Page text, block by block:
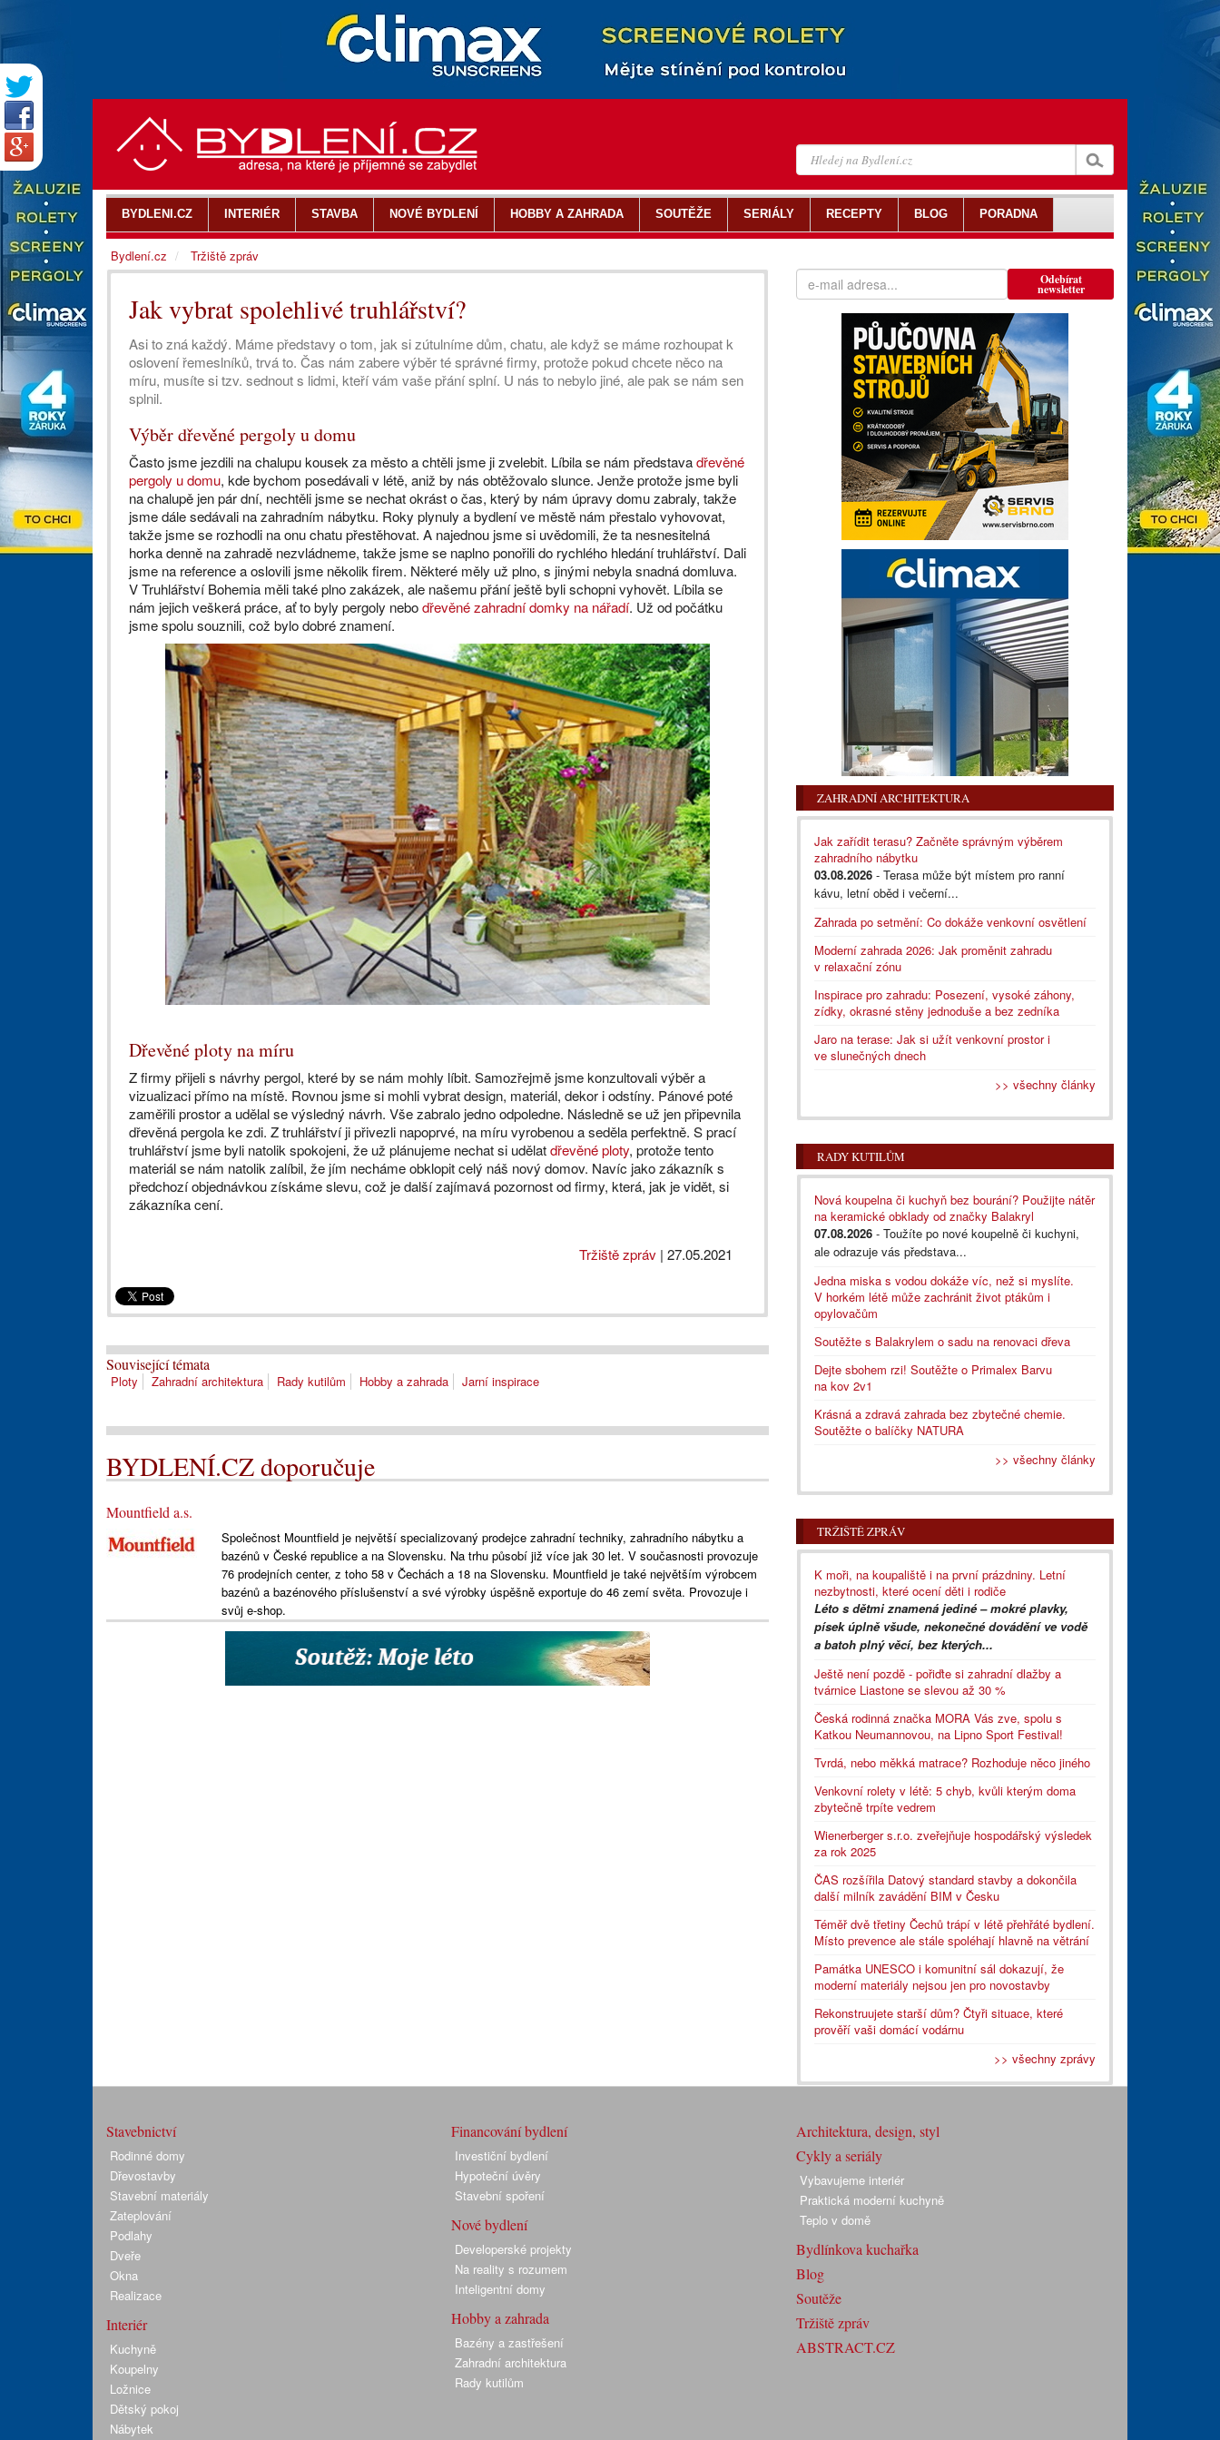
Jak vybrat spolehlivé truhlářství?
Asi to zná každý. Máme představy o tom, jak si zútulníme dům, chatu, ale když se máme rozhoupat k
oslovení řemeslníků, trvá to. Čas nám zabere výběr té správné firmy, protože pokud chcete něco na
míru, musíte si tzv. sednout s lidmi, kteří vám vaše přání splní. U nás to nebylo jiné, ale pak se nám sen
splnil.
Výběr dřevěné pergoly u domu
Často jsme jezdili na chalupu kousek za město a chtěli jsme ji zvelebit. Líbila se nám představadřevěné
pergoly u domu, kde bychom posedávali v létě, aniž by nás obtěžovalo slunce. Jenže protože jsme byli
na chalupě jen pár dní, nechtěli jsme se nechat okrást o čas, který by nám úpravy domu zabraly, takže
jsme dále sedávali na zahradním nábytku. Roky plynuly a bydlení ve městě nám přestalo vyhovovat,
takže jsme se rozhodli na onu chatu přestěhovat. A najednou jsme si uvědomili, že ta nesnesitelná
horka denně na zahradě nezvládneme, takže jsme se naplno ponořili do rychlého hledání truhlářství. Dali
jsme na reference a oslovili jsme několik firem. Některé měly už plno, s jinými nebyla snadná domluva.
V Truhlářství Bohemia měli také plno zakázek, ale našemu přání ještě byli schopni vyhovět. Líbila se
nám jejich veškerá práce, ať to byly pergoly nebodřevěné zahradní domky na nářadí. Už od počátku
jsme spolu souznili, což bylo dobré znamení.
Dřevěné ploty na míru
Z firmy přijeli s návrhy pergol, které by se nám mohly líbit. Samozřejmě jsme konzultovali výběr a
vizualizaci přímo na místě. Rovnou jsme si mohli vybrat design, materiál, dekor i odstíny. Pánové poté
zaměřili prostor a udělal se výsledný návrh. Vše zabralo jedno odpoledne. Následně se už jen připevnila
dřevěná pergola ke zdi. Z truhlářství ji přivezli napoprvé, na míru vyrobenou a seděla perfektně. S prací
truhlářství jsme byli natolik spokojeni, že už plánujeme nechat si udělatdřevěné ploty, protože tento
materiál se nám natolik zalíbil, že jím necháme obklopit celý náš nový domov. Navíc jako zákazník s
předchozí objednávkou získáme slevu, což je další zajímavá pozornost od firmy, která, jak je vidět, si
zákazníka cení.
Tržiště zpráv | 27.05.2021
Související témata
Ploty Zahradní architektura Rady kutilům Hobby a zahrada Jarní inspirace
BYDLENÍ.CZ doporučuje
Mountfield a.s.
Společnost Mountfield je největší specializovaný prodejce zahradní techniky, zahradního nábytku a
bazénů v České republice a na Slovensku. Na trhu působí již více jak 30 let. V současnosti provozuje
76 prodejních center, z toho 58 v Čechách a 18 na Slovensku. Mountfield je také největším výrobcem
bazénů a bazénového příslušenství a své výrobky úspěšně exportuje do 46 zemí světa. Provozuje i
svůj e-shop.
Odebírat
newsletter
ZAHRADNÍ ARCHITEKTURA
Jak zařídit terasu? Začněte správným výběrem
zahradního nábytku
03.08.2026 - Terasa může být místem pro ranní
kávu, letní oběd i večerní...
Zahrada po setmění: Co dokáže venkovní osvětlení
Moderní zahrada 2026: Jak proměnit zahradu
v relaxační zónu
Inspirace pro zahradu: Posezení, vysoké záhony,
zídky, okrasné stěny jednoduše a bez zedníka
Jaro na terase: Jak si užít venkovní prostor i
ve slunečných dnech
>> všechny články
RADY KUTILŮM
Nová koupelna či kuchyň bez bourání? Použijte nátěr
na keramické obklady od značky Balakryl
07.08.2026 - Toužíte po nové koupelně či kuchyni,
ale odrazuje vás představa...
Jedna miska s vodou dokáže víc, než si myslíte.
V horkém létě může zachránit život ptákům i
opylovačům
Soutěžte s Balakrylem o sadu na renovaci dřeva
Dejte sbohem rzi! Soutěžte o Primalex Barvu
na kov 2v1
Krásná a zdravá zahrada bez zbytečné chemie.
Soutěžte o balíčky NATURA
>> všechny články
TRŽIŠTĚ ZPRÁV
K moři, na koupaliště i na první prázdniny. Letní
nezbytnosti, které ocení děti i rodiče
Léto s dětmi znamená jediné – mokré plavky,
písek úplně všude, nekonečné dovádění ve vodě
a batoh plný věcí, bez kterých...
Ještě není pozdě - pořiďte si zahradní dlažby a
tvárnice Liastone se slevou až 30 %
Česká rodinná značka MORA Vás zve, spolu s
Katkou Neumannovou, na Lipno Sport Festival!
Tvrdá, nebo měkká matrace? Rozhoduje něco jiného
Venkovní rolety v létě: 5 chyb, kvůli kterým doma
zbytečně trpíte vedrem
Wienerberger s.r.o. zveřejňuje hospodářský výsledek
za rok 2025
ČAS rozšířila Datový standard stavby a dokončila
další milník zavádění BIM v Česku
Téměř dvě třetiny Čechů trápí v létě přehřáté bydlení.
Místo prevence ale stále spoléhají hlavně na větrání
Památka UNESCO i komunitní sál dokazují, že
moderní materiály nejsou jen pro novostavby
Rekonstruujete starší dům? Čtyři situace, které
prověří vaši domácí vodárnu
>> všechny zprávy
BYDLENI.CZ INTERIÉR STAVBA NOVÉ BYDLENÍ HOBBY A ZAHRADA SOUTĚŽE SERIÁLY RECEPTY BLOG PORADNA
Bydlení.cz Tržiště zpráv
Stavebnictví
Rodinné domy
Dřevostavby
Stavební materiály
Zateplování
Podlahy
Dveře
Okna
Realizace
Interiér
Kuchyně
Koupelny
Ložnice
Dětský pokoj
Nábytek
Financování bydlení
Investiční bydlení
Hypoteční úvěry
Stavební spoření
Nové bydlení
Developerské projekty
Na reality s rozumem
Inteligentní domy
Hobby a zahrada
Bazény a zastřešení
Zahradní architektura
Rady kutilům
Architektura, design, styl
Cykly a seriály
Vybavujeme interiér
Praktická moderní kuchyně
Teplo v domě
Bydlínkova kuchařka
Blog
Soutěže
Tržiště zpráv
ABSTRACT.CZ